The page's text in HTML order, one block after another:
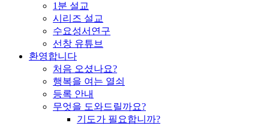
1분 설교
시리즈 설교
수요성서연구
선창 유튜브
환영합니다
처음 오셨나요?
행복을 여는 열쇠
등록 안내
무엇을 도와드릴까요?
기도가 필요합니까?